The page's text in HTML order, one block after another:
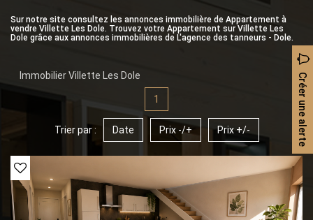
Sur notre site consultez les annonces immobilière de Appartement à
vendre Villette Les Dole. Trouvez votre Appartement sur Villette Les
Dole grâce aux annonces immobilières de L'agence des tanneurs - Dole.
Immobilier Villette Les Dole Créer une alerte
1
Trier par : Date Prix -/+ Prix +/-